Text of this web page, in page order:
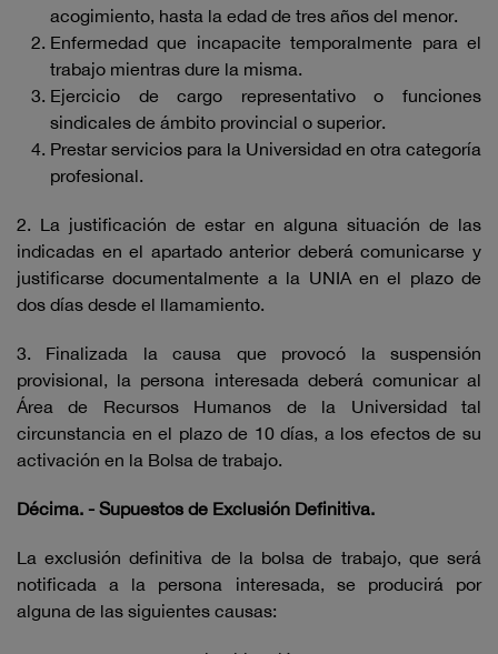
acogimiento, hasta la edad de tres años del menor.
Enfermedad que incapacite temporalmente para el
trabajo mientras dure la misma.
Ejercicio de cargo representativo o funciones
sindicales de ámbito provincial o superior.
Prestar servicios para la Universidad en otra categoría
profesional.
2. La justificación de estar en alguna situación de las
indicadas en el apartado anterior deberá comunicarse y
justificarse documentalmente a la UNIA en el plazo de
dos días desde el llamamiento.
3. Finalizada la causa que provocó la suspensión
provisional, la persona interesada deberá comunicar al
Área de Recursos Humanos de la Universidad tal
circunstancia en el plazo de 10 días, a los efectos de su
activación en la Bolsa de trabajo.
Décima. - Supuestos de Exclusión Definitiva.
La exclusión definitiva de la bolsa de trabajo, que será
notificada a la persona interesada, se producirá por
alguna de las siguientes causas: